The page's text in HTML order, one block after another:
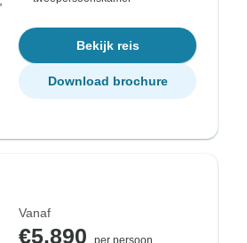
Bekijk reis
Download brochure
Vanaf
€5.890
per persoon